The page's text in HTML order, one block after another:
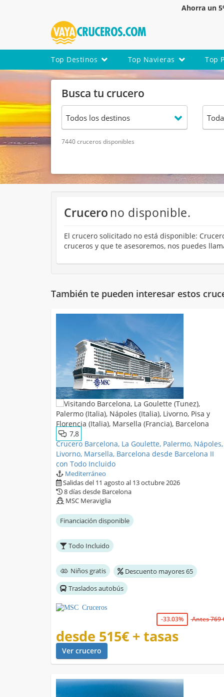
Ahorra un
Top Destinos Top Navieras Top
Busca tu crucero
7440 cruceros disponibles
Crucero no disponible.
El crucero solicitado no está disponible:
cruceros y que te asesoremos, nos puedes
También te pueden interesar estos
7,8
Crucero Barcelona, La Goulette, Palermo, Nápoles,
Livorno, Marsella, Barcelona desde Barcelona II
con Todo Incluido
Mediterráneo
Salidas del 11 agosto al 13 octubre 2026
8 días desde Barcelona
MSC Meraviglia
Financiación disponible
Todo Incluido
Niños gratis
Descuento mayores 65
Traslados autobús
-33.03% Antes 769
desde 515€ + tasas
Ver crucero